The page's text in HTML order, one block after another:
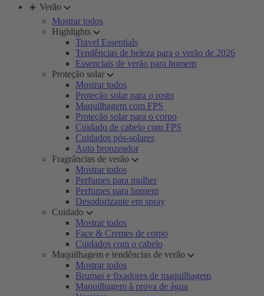
☀️ Verão
Mostrar todos
Highlights
Travel Essentials
Tendências de beleza para o verão de 2026
Essenciais de verão para homem
Proteção solar
Mostrar todos
Proteção solar para o rosto
Maquilhagem com FPS
Proteção solar para o corpo
Cuidado de cabelo com FPS
Cuidados pós-solares
Auto bronzeador
Fragrâncias de verão
Mostrar todos
Perfumes para mulher
Perfumes para homem
Desodorizante em spray
Cuidado
Mostrar todos
Face & Cremes de corpo
Cuidados com o cabelo
Maquilhagem e tendências de verão
Mostrar todos
Brumas e fixadores de maquilhagem
Maquilhagem à prova de água